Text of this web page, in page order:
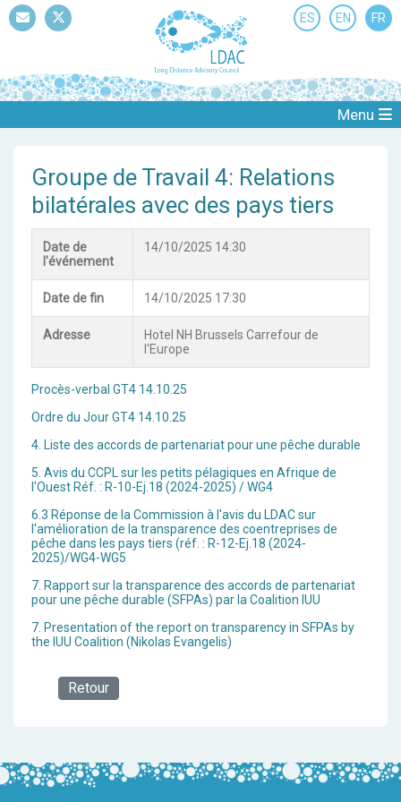
ES EN FR
Menu
Groupe de Travail 4: Relations
bilatérales avec des pays tiers
Procès-verbal GT4 14.10.25
Ordre du Jour GT4 14.10.25
4. Liste des accords de partenariat pour une pêche durable
5. Avis du CCPL sur les petits pélagiques en Afrique de
l'Ouest Réf. : R-10-Ej.18 (2024-2025) / WG4
6.3 Réponse de la Commission à l'avis du LDAC sur
l'amélioration de la transparence des coentreprises de
pêche dans les pays tiers (réf. : R-12-Ej.18 (2024-
2025)/WG4-WG5
7. Rapport sur la transparence des accords de partenariat
pour une pêche durable (SFPAs) par la Coalition IUU
7. Presentation of the report on transparency in SFPAs by
the IUU Coalition (Nikolas Evangelis)
Date de
l'événement
14/10/2025 14:30
Date de fin 14/10/2025 17:30
Adresse
Hotel NH Brussels Carrefour de
l'Europe
Retour